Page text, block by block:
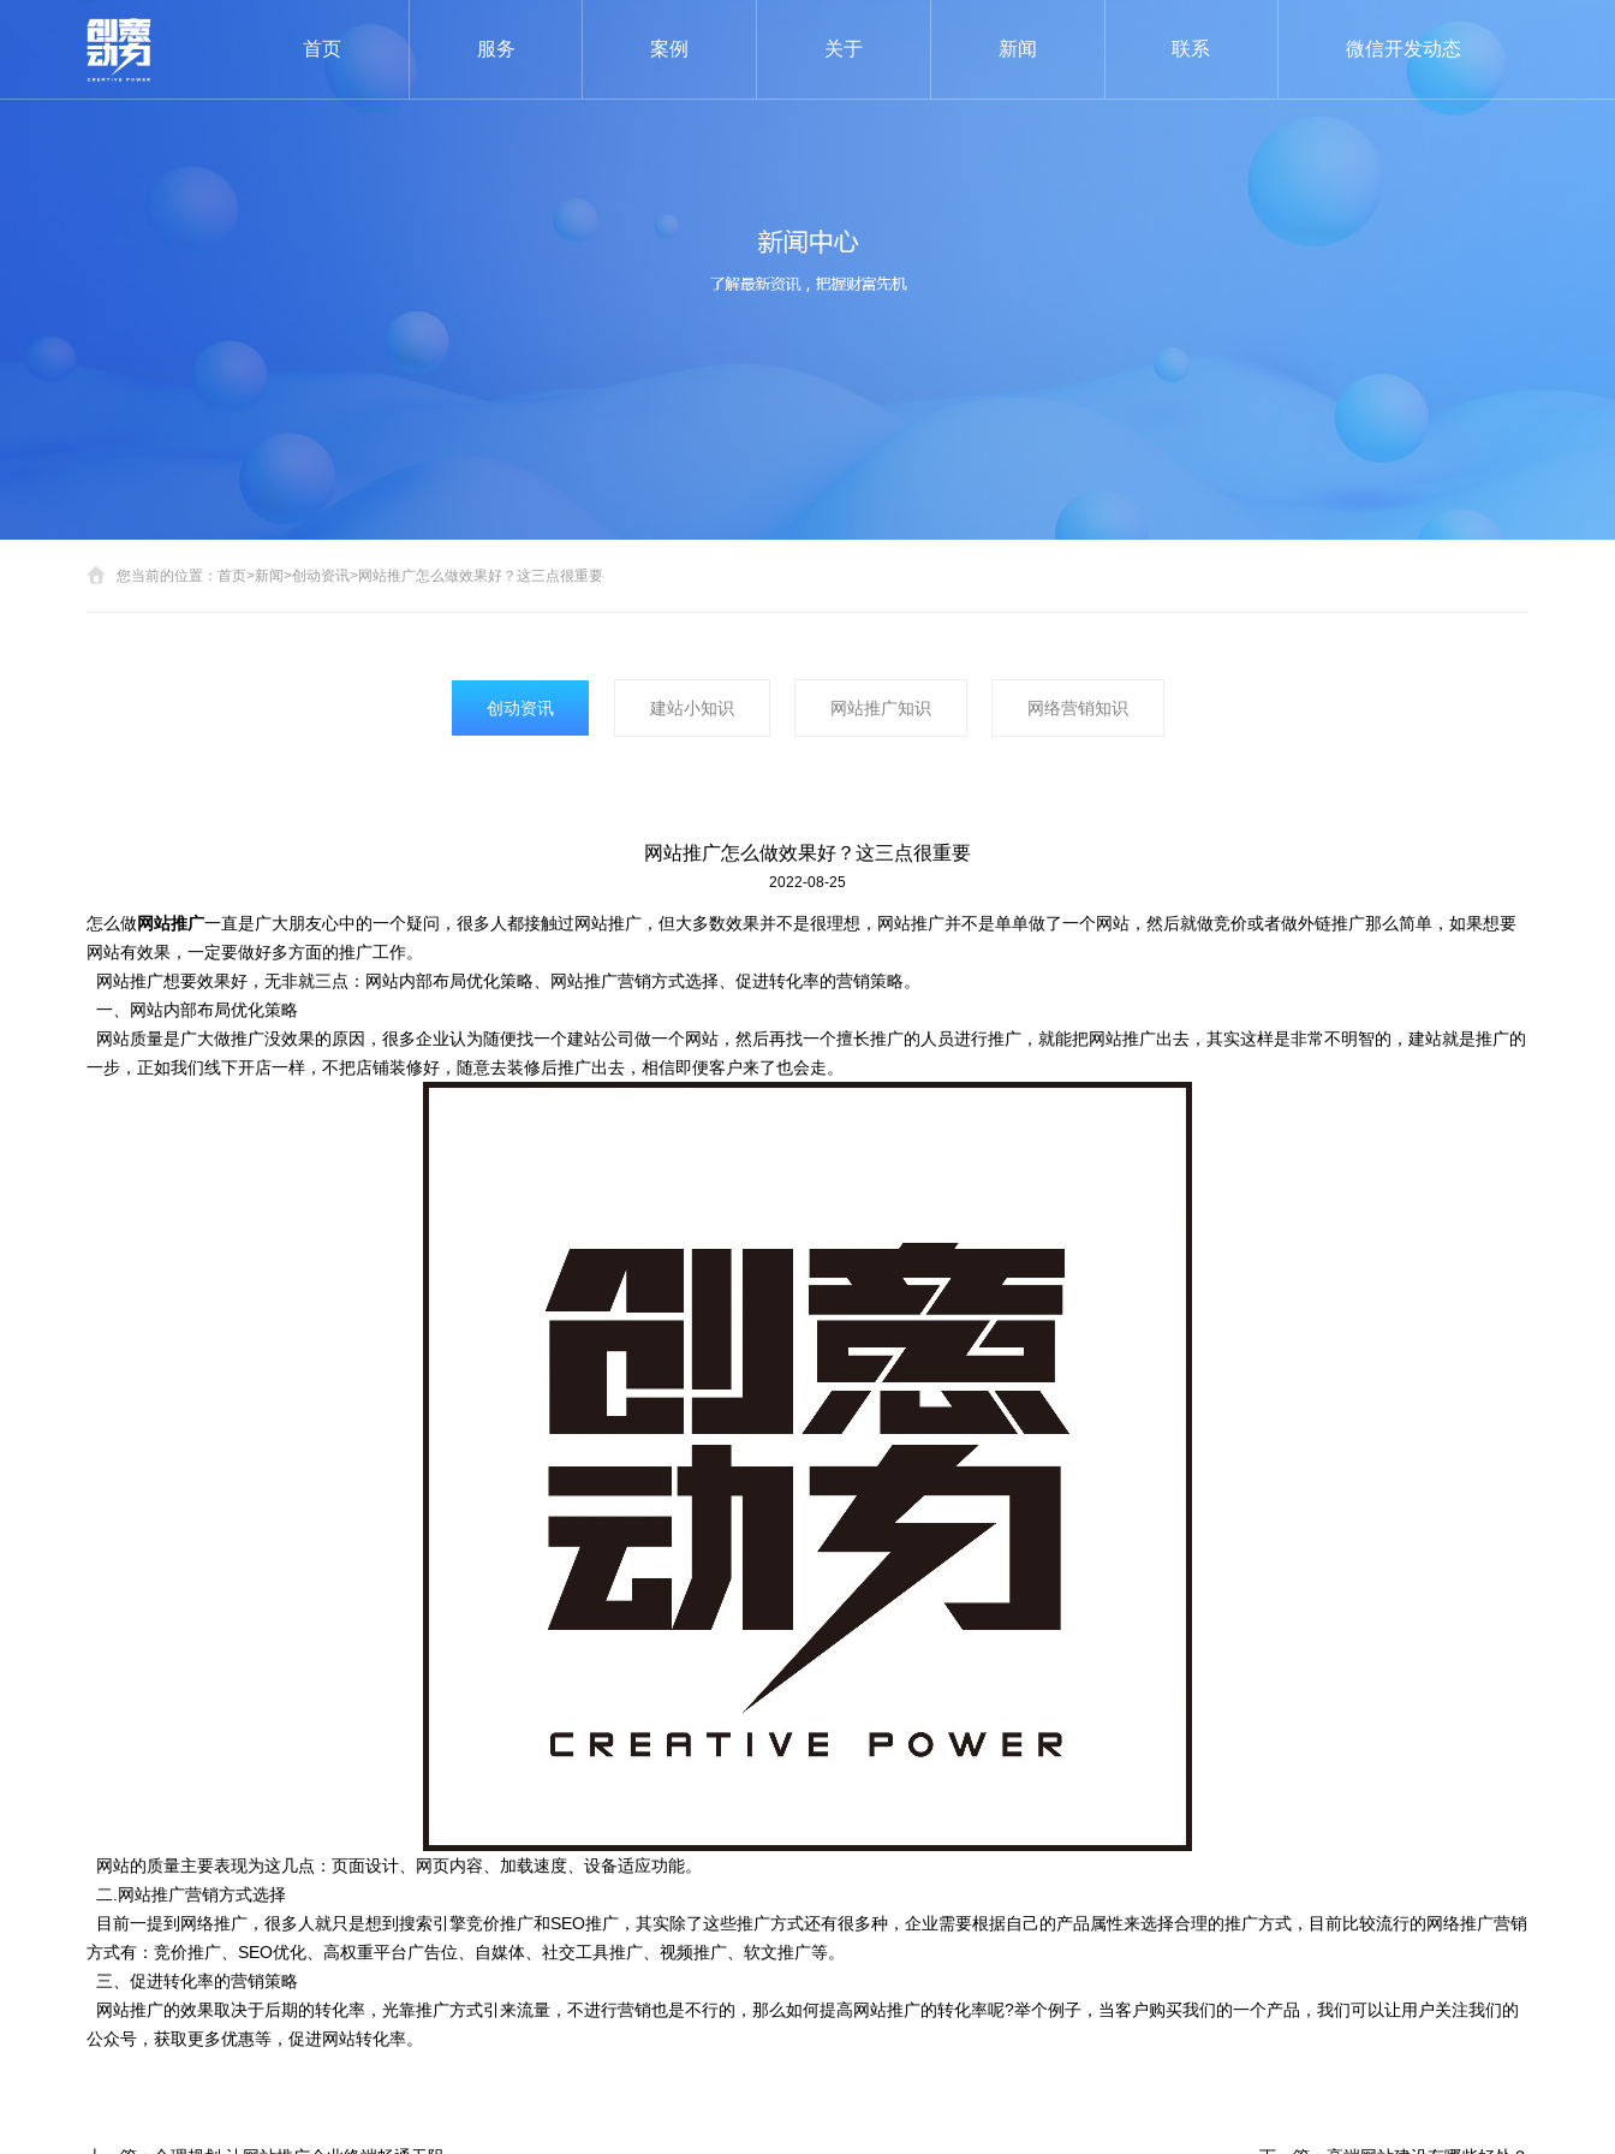
首页 服务 案例 关于 新闻 联系 微信开发动态
您当前的位置： 首页>新闻>创动资讯>网站推广怎么做效果好？这三点很重要
创动资讯 建站小知识 网站推广知识 网络营销知识
网站推广怎么做效果好？这三点很重要
2022-08-25
怎么做网站推广一直是广大朋友心中的一个疑问，很多人都接触过网站推广，但大多数效果并不是很理想，网站推广并不是单单做了一个网站，然后就做竞价或者做外链推广那么简单，如果想要
网站有效果，一定要做好多方面的推广工作。
网站推广想要效果好，无非就三点：网站内部布局优化策略、网站推广营销方式选择、促进转化率的营销策略。
一、网站内部布局优化策略
网站质量是广大做推广没效果的原因，很多企业认为随便找一个建站公司做一个网站，然后再找一个擅长推广的人员进行推广，就能把网站推广出去，其实这样是非常不明智的，建站就是推广的
一步，正如我们线下开店一样，不把店铺装修好，随意去装修后推广出去，相信即便客户来了也会走。
网站的质量主要表现为这几点：页面设计、网页内容、加载速度、设备适应功能。
二.网站推广营销方式选择
目前一提到网络推广，很多人就只是想到搜索引擎竞价推广和SEO推广，其实除了这些推广方式还有很多种，企业需要根据自己的产品属性来选择合理的推广方式，目前比较流行的网络推广营销
方式有：竞价推广、SEO优化、高权重平台广告位、自媒体、社交工具推广、视频推广、软文推广等。
三、促进转化率的营销策略
网站推广的效果取决于后期的转化率，光靠推广方式引来流量，不进行营销也是不行的，那么如何提高网站推广的转化率呢?举个例子，当客户购买我们的一个产品，我们可以让用户关注我们的
公众号，获取更多优惠等，促进网站转化率。